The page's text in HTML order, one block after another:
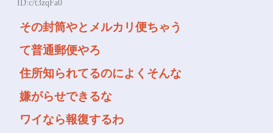
ID:c/t3zqFa0
その封筒やとメルカリ便ちゃう
て普通郵便やろ
住所知られてるのによくそんな
嫌がらせできるな
ワイなら報復するわ